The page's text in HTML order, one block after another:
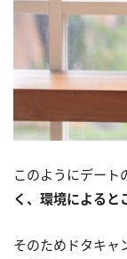
このようにデート
く、環境によると
そのためドタキャ